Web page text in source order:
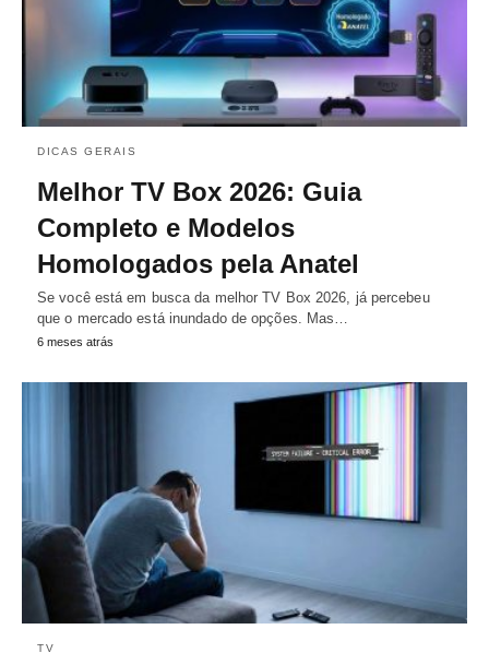
DICAS GERAIS
Melhor TV Box 2026: Guia
Completo e Modelos
Homologados pela Anatel
Se você está em busca da melhor TV Box 2026, já percebeu
que o mercado está inundado de opções. Mas…
6 meses atrás
TV